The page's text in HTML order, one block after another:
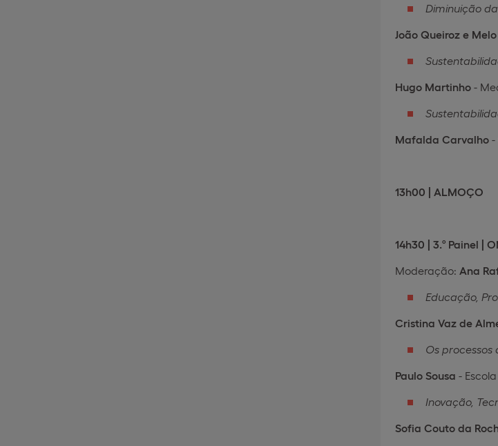
Diminuição
João Queiroz e Melo
Hugo Martinho-
Mafalda Carvalho-
13h00 | ALMOÇO
14h30 | 3.º Painel |
Moderação: Ana
Educação,
Cristina Vaz de
Os
Paulo Sousa -
Inovação,
Sofia Couto da